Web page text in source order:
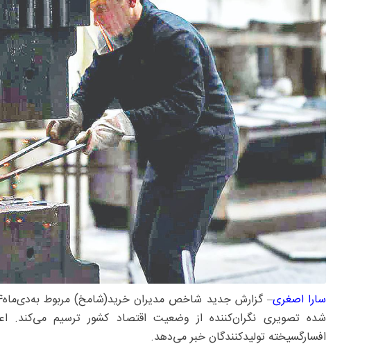
سارا اصغری
شده تصویری نگران‌کننده از وضعیت اقتصاد کشور ترسیم می‌کند.
افسارگسیخته تولیدکنندگان خبر می‌دهد.